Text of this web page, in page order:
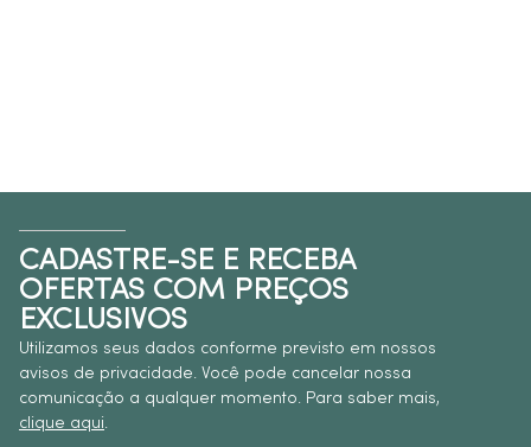
CADASTRE-SE E RECEBA
OFERTAS COM PREÇOS
EXCLUSIVOS
Utilizamos seus dados conforme previsto em nossos
avisos de privacidade. Você pode cancelar nossa
comunicação a qualquer momento. Para saber mais,
clique aqui.